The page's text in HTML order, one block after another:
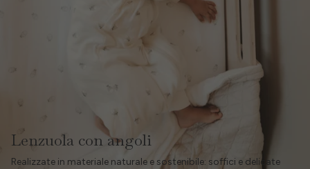
Lenzuola con angoli
Realizzate in materiale naturale e sostenibile: soffici e delicate